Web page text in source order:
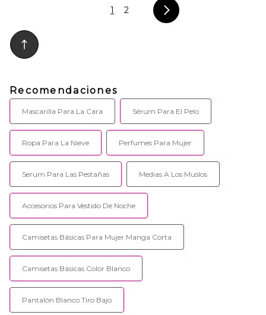
1 2
Recomendaciones
Mascarilla Para La Cara Sérum Para El Pelo
Ropa Para La Nieve Perfumes Para Mujer
Serum Para Las Pestañas Medias A Los Muslos
Accesorios Para Vestido De Noche
Camisetas Básicas Para Mujer Manga Corta
Camisetas Básicas Color Blanco
Pantalón Blanco Tiro Bajo